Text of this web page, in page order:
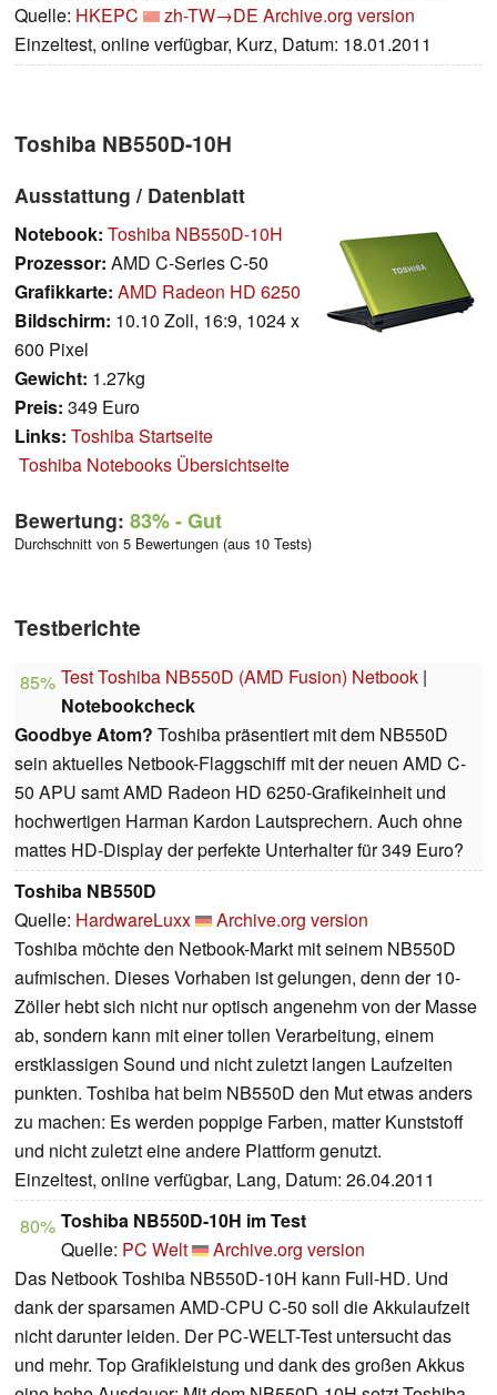
Quelle: HKEPC zh-TW→DE Archive.org version
Einzeltest, online verfügbar, Kurz, Datum: 18.01.2011
Toshiba NB550D-10H
Ausstattung / Datenblatt
Notebook: Toshiba NB550D-10H
Prozessor: AMD C-Series C-50
Grafikkarte: AMD Radeon HD 6250
Bildschirm: 10.10 Zoll, 16:9, 1024 x
600 Pixel
Gewicht: 1.27kg
Preis: 349 Euro
Links: Toshiba Startseite
Toshiba Notebooks Übersichtseite
Bewertung: 83%- Gut
Durchschnitt von 5 Bewertungen (aus 10 Tests)
Testberichte
85% Test Toshiba NB550D (AMD Fusion) Netbook |
Notebookcheck
Goodbye Atom? Toshiba präsentiert mit dem NB550D
sein aktuelles Netbook-Flaggschiff mit der neuen AMD C-
50 APU samt AMD Radeon HD 6250-Grafikeinheit und
hochwertigen Harman Kardon Lautsprechern. Auch ohne
mattes HD-Display der perfekte Unterhalter für 349 Euro?
Toshiba NB550D
Quelle: HardwareLuxx
Archive.org version
Toshiba möchte den Netbook-Markt mit seinem NB550D
aufmischen. Dieses Vorhaben ist gelungen, denn der 10-
Zöller hebt sich nicht nur optisch angenehm von der Masse
ab, sondern kann mit einer tollen Verarbeitung, einem
erstklassigen Sound und nicht zuletzt langen Laufzeiten
punkten. Toshiba hat beim NB550D den Mut etwas anders
zu machen: Es werden poppige Farben, matter Kunststoff
und nicht zuletzt eine andere Plattform genutzt.
Einzeltest, online verfügbar, Lang, Datum: 26.04.2011
80% Toshiba NB550D-10H im Test
Quelle: PC Welt
Archive.org version
Das Netbook Toshiba NB550D-10H kann Full-HD. Und
dank der sparsamen AMD-CPU C-50 soll die Akkulaufzeit
nicht darunter leiden. Der PC-WELT-Test untersucht das
und mehr. Top Grafikleistung und dank des großen Akkus